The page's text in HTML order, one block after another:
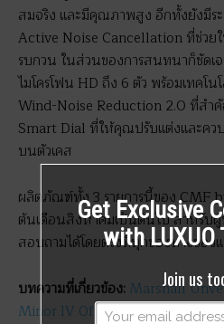
สมจริง และมีคุณภาพสูง อีกทั้งยังมีร
Active Noise Cancellation ที่ช่วย
รบกวน ในส่วนของการสนทนาก็ชัด
ไมโครโฟน HD ถึง 6 ตัว พร้อมเทคโ
Wind-Noise Reduction 2.0 ที่สำ
Smart Dial ที่ให้คุณปรับแต่งและคว
บนตัวเคส
ผลิตภัณฑ์ทั้ง 3 รายการนี้ของ CMF
ต้นเดือนสิงหาคมเป็นต้นไป สำหรับ
สอบถามได้โดยตรงที่ทุกช่องทางของ
บทความที่เกี่ยวข้อง: Marshall
Minor IV Offering Enhanced
Get Exclusive
with LUXUO
Join us